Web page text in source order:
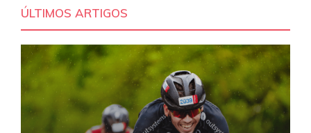
ÚLTIMOS ARTIGOS